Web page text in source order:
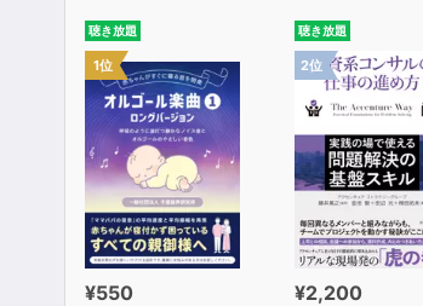
聴き放題
1位
¥550
聴き放題
2位
¥2,200